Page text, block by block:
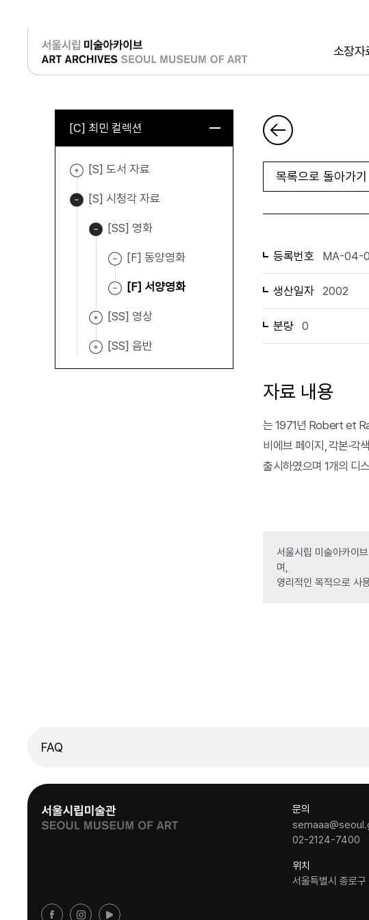
소장자
로그인
[C] 최민 컬렉션
[S] 도서 자료
[S] 시청각 자료
[SS] 영화
[F] 동양영화
[F] 서양영화
[SS] 영상
[SS] 음반
목록으로 돌아가기
등록번호 MA-04-
생산일자 2002
분량 0
자료 내용
는 1971년 Robert et
비에브 페이지, 각본·
출시하였으며 1개의 디
서울시립 미술아카이
며,
영리적인 목적으로 사
FAQ
문의
02-2124-7400
위치
서울특별시 종로구